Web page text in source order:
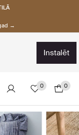
→
instalēt
0 0